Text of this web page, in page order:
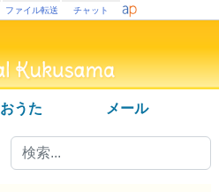
ファイル転送 チャット
おうた メール